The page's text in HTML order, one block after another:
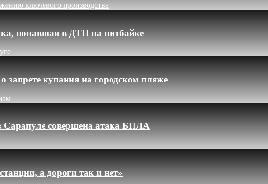
ключевого производства
попавшая в ДТП на питбайке
запрете купания на городском пляже
Сарапуле совершена атака БПЛА
а дороги так и нет»